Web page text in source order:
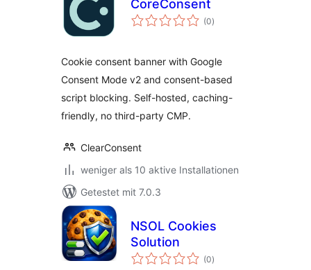
CoreConsent
(0Bewertungen
insgesamt
)
Cookie consent banner with Google
Consent Mode v2 and consent-based
script blocking. Self-hosted, caching-
friendly, no third-party CMP.
ClearConsent
weniger als 10 aktive Installationen
Getestet mit 7.0.3
NSOL Cookies
Solution
(0Bewertungen
insgesamt
)